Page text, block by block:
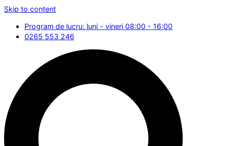
Skip to content
Program de lucru: luni - vineri 08:00 - 16:00
0265 553 246